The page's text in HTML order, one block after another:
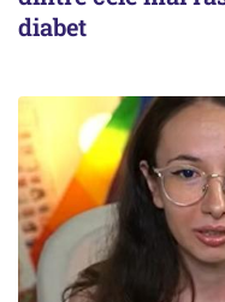
diabet